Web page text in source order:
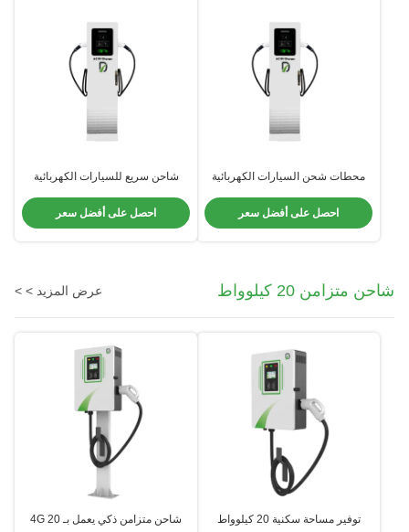
محطات شحن السيارات الكهربائية
فولت 32A أقصى تيار
احصل على أفضل سعر
شاحن سريع للسيارات الكهربائية
الكهربائية المزدوجة
احصل على أفضل سعر
شاحن متزامن 20 كيلوواط عرض المزيد > >
توفير مساحة سكنية 20 كيلوواط
شاحن متزامن ذكي يعمل بـ 4G 20